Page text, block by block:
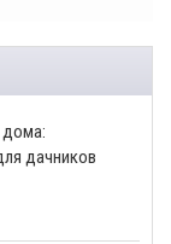
дома:
дачников